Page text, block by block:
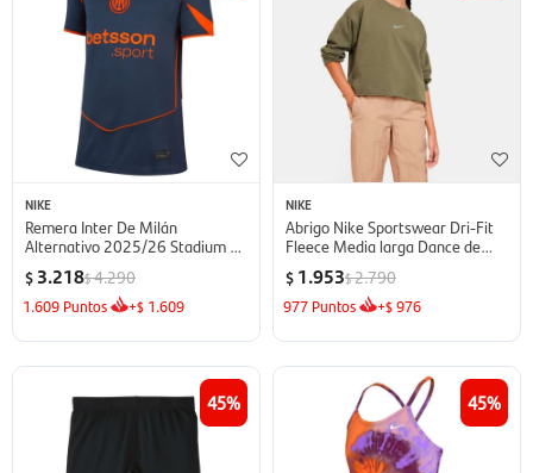
NIKE
Remera Inter De Milán
Alternativo 2025/26 Stadium de
$ 3.218$4.290
1.609 Puntos +$ 1.609
NIKE
Abrigo Nike Sportswear Dri-Fit
Fleece Media larga Dance de
$ 1.953$2.790
977 Puntos +$976
45 45